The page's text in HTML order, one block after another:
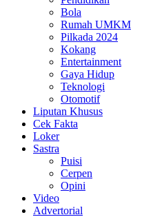
Bola
Rumah UMKM
Pilkada 2024
Kokang
Entertainment
Gaya Hidup
Teknologi
Otomotif
Liputan Khusus
Cek Fakta
Loker
Sastra
Puisi
Cerpen
Opini
Video
Advertorial